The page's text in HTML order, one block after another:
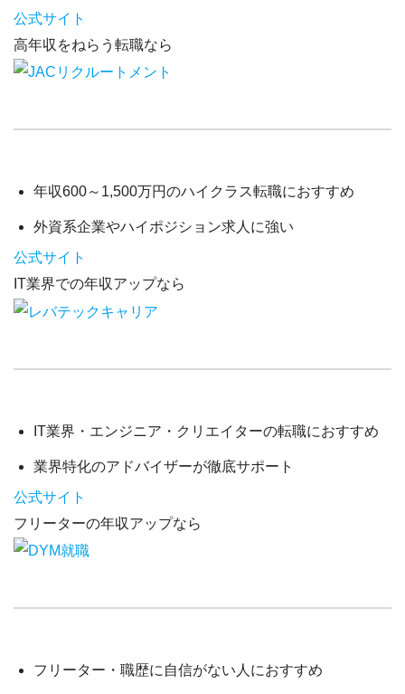
公式サイト
高年収をねらう転職なら
年収600～1,500万円のハイクラス転職におすすめ
外資系企業やハイポジション求人に強い
公式サイト
IT業界での年収アップなら
IT業界・エンジニア・クリエイターの転職におすすめ
業界特化のアドバイザーが徹底サポート
公式サイト
フリーターの年収アップなら
フリーター・職歴に自信がない人 におすすめ